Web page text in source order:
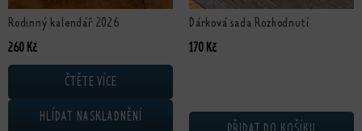
Rodinný kalendář 2026
260 Kč
ČTĚTE VÍCE
HLÍDAT NASKLADNĚNÍ
Dárková sada Rozhodnutí
170 Kč